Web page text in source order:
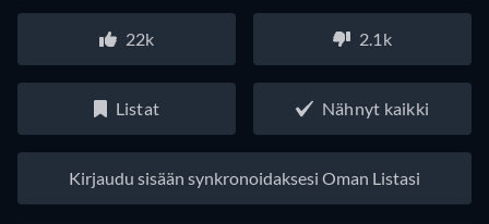
22k 2.1k
Listat Nähnyt kaikki
Kirjaudu sisään synkronoidaksesi Oman Listasi